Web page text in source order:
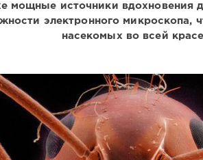
мощные источники вдохновения
электронного микроскопа,
насекомых во всей